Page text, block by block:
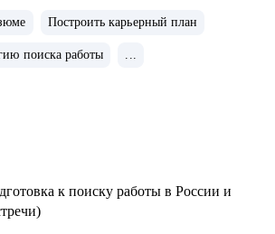
работу в Авито, Яндекс, Ozon,
для развития бизнесов
Построить карьерный план
поиска работы ...
к поиску работы в России и